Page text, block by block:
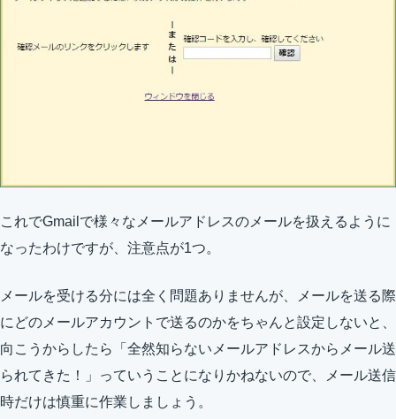
これでGmailで様々なメールアドレスのメールを扱えるように
なったわけですが、注意点が1つ。
メールを受ける分には全く問題ありませんが、メールを送る際
にどのメールアカウントで送るのかをちゃんと設定しないと、
向こうからしたら「全然知らないメールアドレスからメール送
られてきた！」っていうことになりかねないので、メール送信
時だけは慎重に作業しましょう。